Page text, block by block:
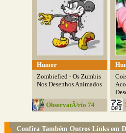
Humor
Zombiefied - Os Zumbis
Nos Desenhos Animados
ObservatÃ³rio 74
Confira Também Outros Links em